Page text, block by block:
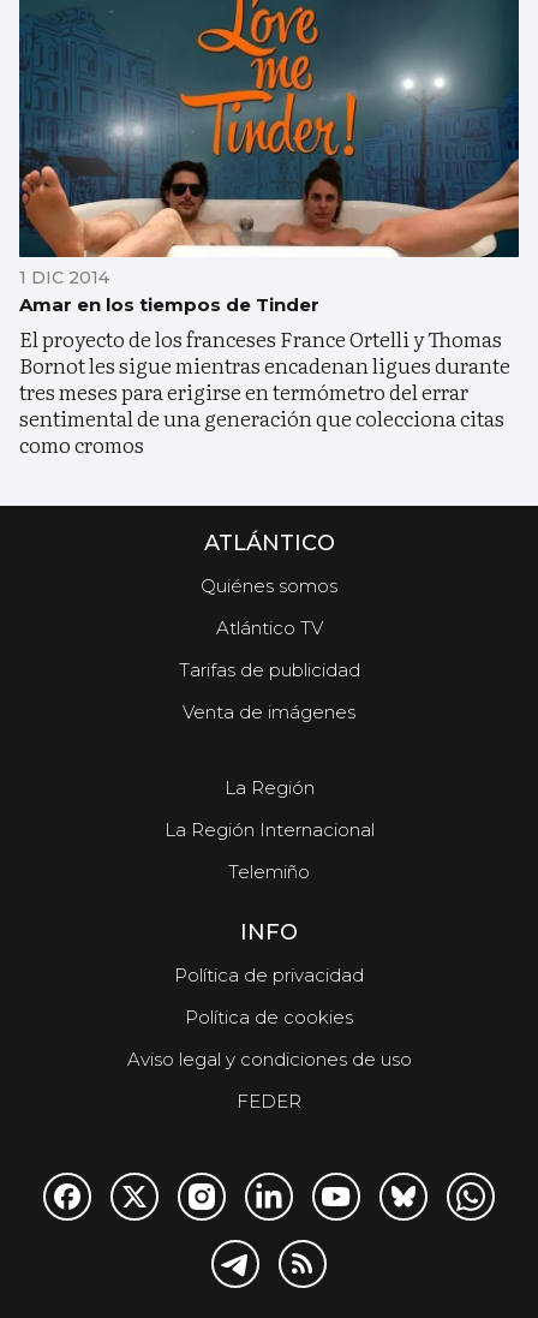
1 DIC 2014
Amar en los tiempos de Tinder
El proyecto de los franceses France Ortelli y Thomas
Bornot les sigue mientras encadenan ligues durante
tres meses para erigirse en termómetro del errar
sentimental de una generación que colecciona citas
como cromos
ATLÁNTICO
Quiénes somos
Atlántico TV
Tarifas de publicidad
Venta de imágenes
La Región
La Región Internacional
Telemiño
INFO
Política de privacidad
Política de cookies
Aviso legal y condiciones de uso
FEDER